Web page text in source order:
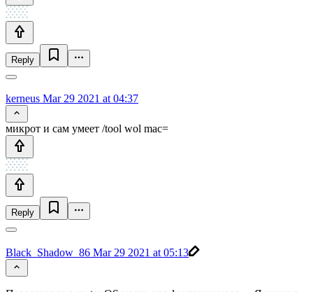
Reply
kerneus Mar 29 2021 at 04:37
микрот и сам умеет /tool wol mac=
Reply
Black_Shadow_86 Mar 29 2021 at 05:13